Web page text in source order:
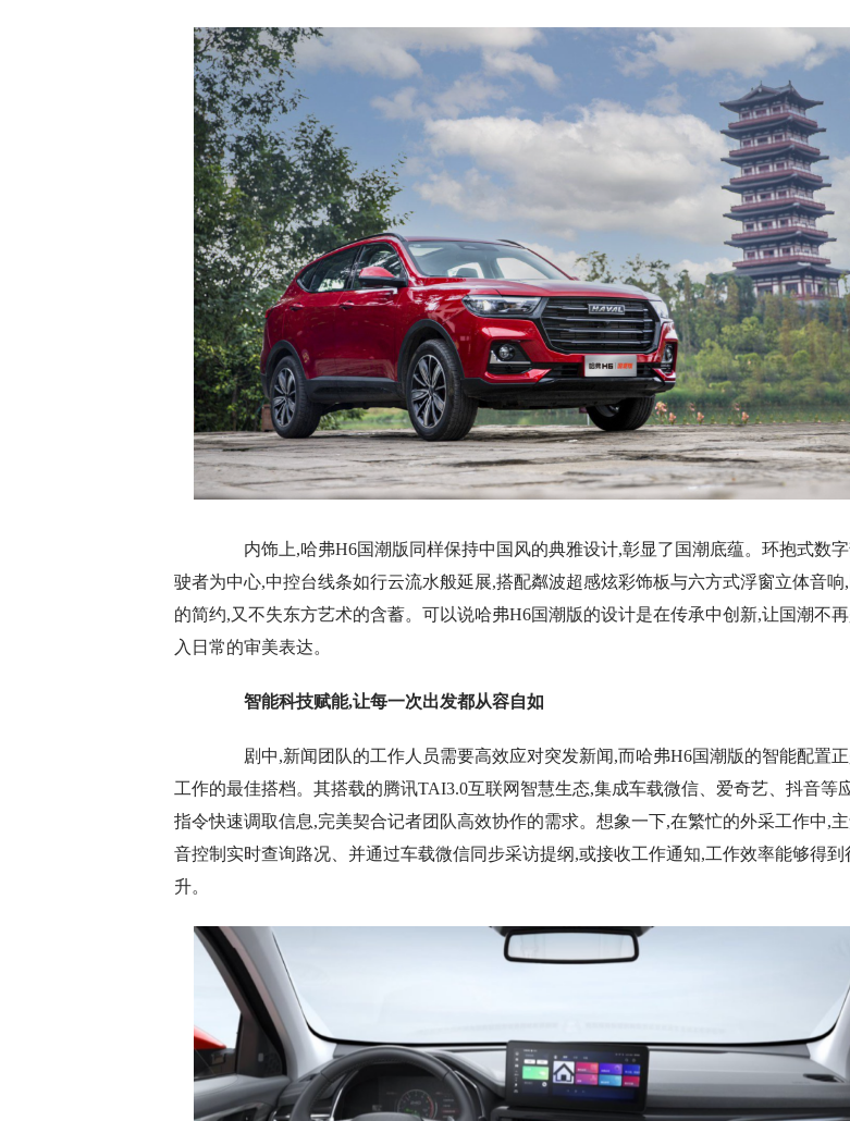
内饰上,哈弗H6国潮版同样保持中国风的典雅设计,彰显了国潮底蕴。环抱式数字
驶者为中心,中控台线条如行云流水般延展,搭配粼波超感炫彩饰板与六方式浮窗立体音响
的简约,又不失东方艺术的含蓄。可以说哈弗H6国潮版的设计是在传承中创新,让国潮不
入日常的审美表达。
智能科技赋能,让每一次出发都从容自如
剧中,新闻团队的工作人员需要高效应对突发新闻,而哈弗H6国潮版的智能配置正
工作的最佳搭档。其搭载的腾讯TAI3.0互联网智慧生态,集成车载微信、爱奇艺、抖音等
指令快速调取信息,完美契合记者团队高效协作的需求。想象一下,在繁忙的外采工作中,
音控制实时查询路况、并通过车载微信同步采访提纲,或接收工作通知,工作效率能够得到
升。